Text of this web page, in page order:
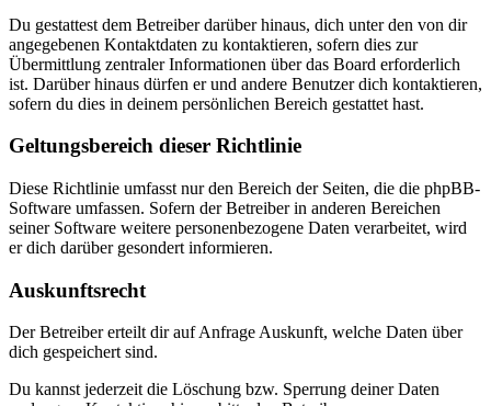
Du gestattest dem Betreiber darüber hinaus, dich unter den von dir
angegebenen Kontaktdaten zu kontaktieren, sofern dies zur
Übermittlung zentraler Informationen über das Board erforderlich
ist. Darüber hinaus dürfen er und andere Benutzer dich kontaktieren,
sofern du dies in deinem persönlichen Bereich gestattet hast.
Geltungsbereich dieser Richtlinie
Diese Richtlinie umfasst nur den Bereich der Seiten, die die phpBB-
Software umfassen. Sofern der Betreiber in anderen Bereichen
seiner Software weitere personenbezogene Daten verarbeitet, wird
er dich darüber gesondert informieren.
Auskunftsrecht
Der Betreiber erteilt dir auf Anfrage Auskunft, welche Daten über
dich gespeichert sind.
Du kannst jederzeit die Löschung bzw. Sperrung deiner Daten